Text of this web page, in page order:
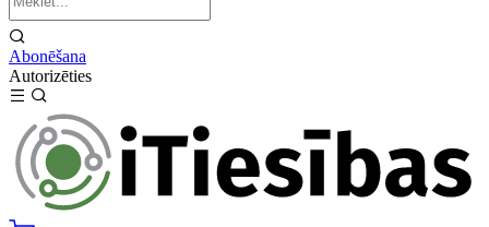
Abonēšana
Autorizēties